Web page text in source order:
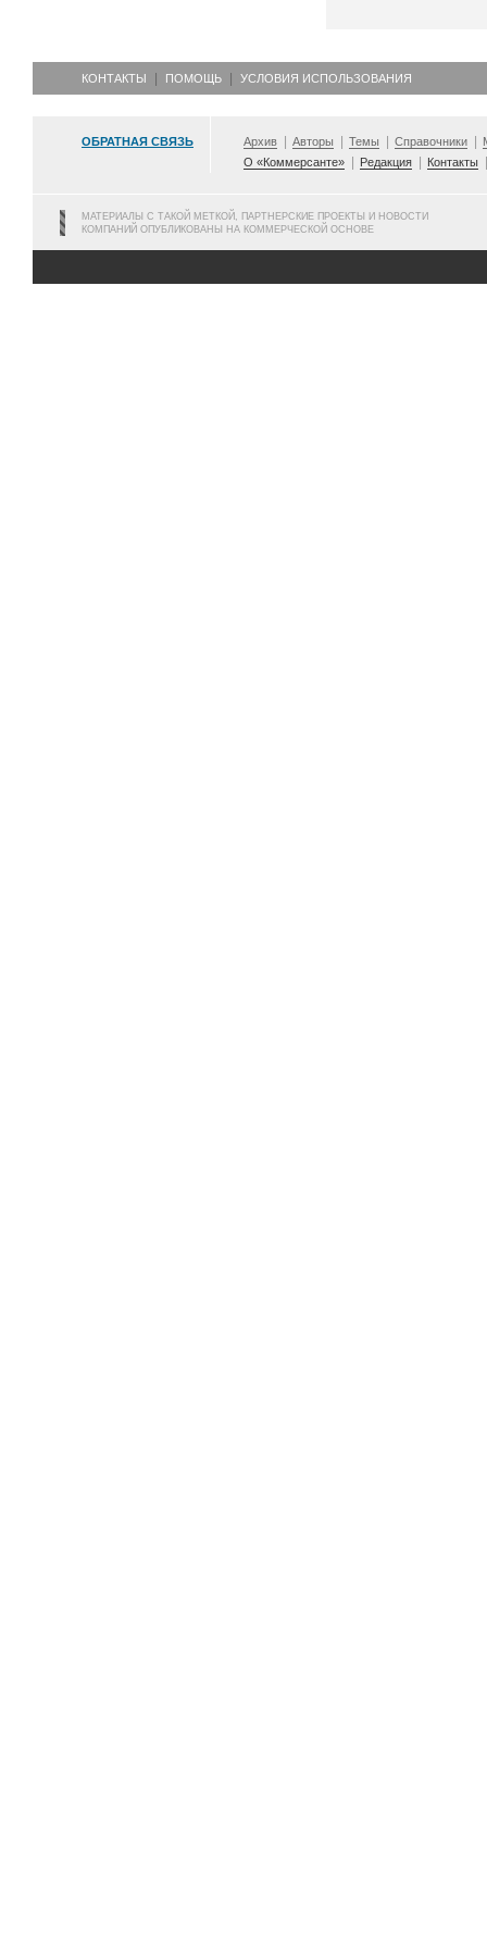
КОНТАКТЫ ПОМОЩЬ УСЛОВИЯ ИСПОЛЬЗОВАНИЯ
ОБРАТНАЯ СВЯЗЬ Архив Авторы Темы Справочники
О «Коммерсанте»
Редакция Контакты
МАТЕРИАЛЫ С ТАКОЙ МЕТКОЙ, ПАРТНЕРСКИЕ ПРОЕКТЫ И НОВОСТИ
КОМПАНИЙ ОПУБЛИКОВАНЫ НА КОММЕРЧЕСКОЙ ОСНОВЕ